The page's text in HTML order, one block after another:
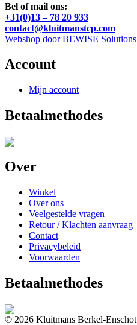
Bel of mail ons:
+31(0)13 – 78 20 933
contact@kluitmanstcp.com
Webshop door BEWISE Solutions
Account
Mijn account
Betaalmethodes
Over
Winkel
Over ons
Veelgestelde vragen
Retour / Klachten aanvraag
Contact
Privacybeleid
Voorwaarden
Betaalmethodes
© 2026 Kluitmans Berkel-Enschot